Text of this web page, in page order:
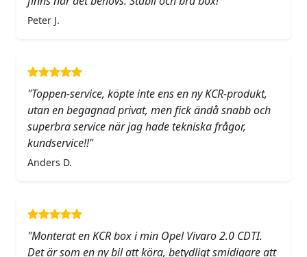
Peter J.
"Toppen-service, köpte inte ens en ny KCR-produkt,
utan en begagnad privat, men fick ändå snabb och
superbra service när jag hade tekniska frågor,
kundservice!!"
Anders D.
"Monterat en KCR box i min Opel Vivaro 2.0 CDTI.
Det är som en ny bil att köra, betydligt smidigare att